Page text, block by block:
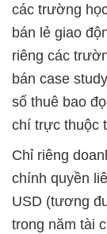
các trường
bán lẻ giao
riêng các
bán case
số thuê bao
chí trực thuộc
Chỉ riêng
chính quyền
USD (tương
trong năm tài